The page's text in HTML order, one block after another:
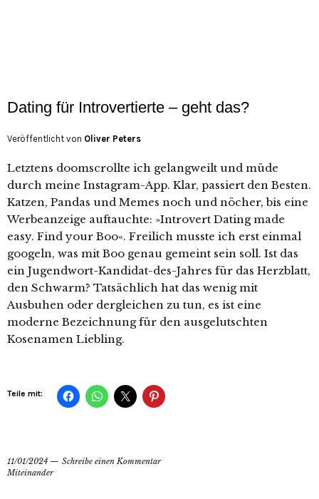
Dating für Introvertierte – geht das?
Veröffentlicht von Oliver Peters
Letztens doomscrollte ich gelangweilt und müde
durch meine Instagram-App. Klar, passiert den Besten.
Katzen, Pandas und Memes noch und nöcher, bis eine
Werbeanzeige auftauchte: »Introvert Dating made
easy. Find your Boo«. Freilich musste ich erst einmal
googeln, was mit Boo genau gemeint sein soll. Ist das
ein Jugendwort-Kandidat-des-Jahres für das Herzblatt,
den Schwarm? Tatsächlich hat das wenig mit
Ausbuhen oder dergleichen zu tun, es ist eine
moderne Bezeichnung für den ausgelutschten
Kosenamen Liebling.
Teile mit:
11/01/2024
Schreibe einen Kommentar
Miteinander